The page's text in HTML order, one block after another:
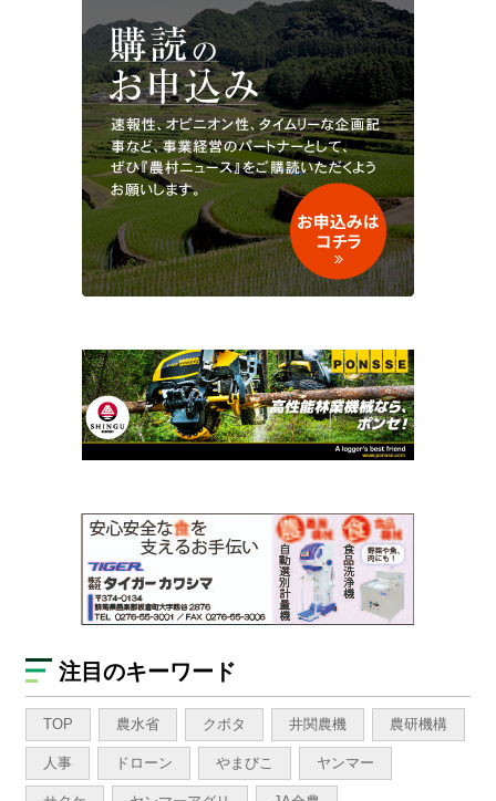
注目のキーワード
TOP 農水省 クボタ 井関農機 農研機構
人事 ドローン やまびこ ヤンマー